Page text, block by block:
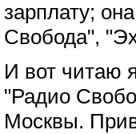
зарплату;
Свобода",
И вот читаю
"Радио
Москвы.